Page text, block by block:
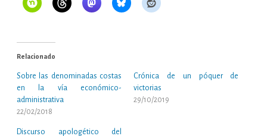
Relacionado
Sobre las denominadas costas
en la vía económico-
administrativa
22/02/2018
Crónica de un póquer de
victorias
29/10/2019
Discurso apologético del